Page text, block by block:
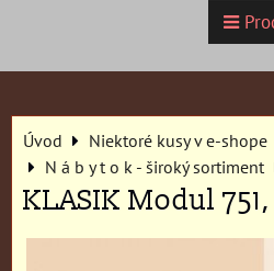
Úvod
Niektoré kusy v e-shope
N á b y t o k - široký sortiment
KLASIK Modul